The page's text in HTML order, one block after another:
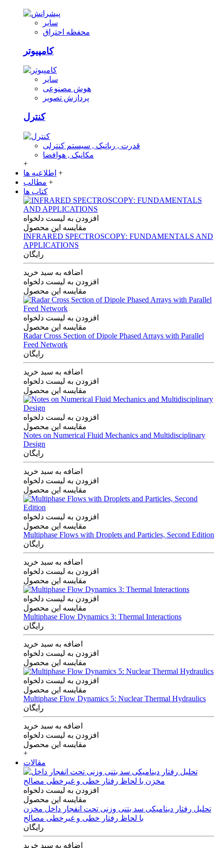
سایر
محفظه احتراق
کامپیوتر
سایر
هوش مصنوعی
پردازش تصویر
کنترل
قدرت , رباتیک , سیستم کنترلی
مکانیک , هوافضا
+
اطلاعیه ها +
مطالب +
کتاب ها
افزودن به لیست دلخواه
مقایسه این محصول
INFRARED SPECTROSCOPY: FUNDAMENTALS AND
APPLICATIONS
رایگان
اضافه به سبد خرید
افزودن به لیست دلخواه
مقایسه این محصول
افزودن به لیست دلخواه
مقایسه این محصول
Radar Cross Section of Dipole Phased Arrays with Parallel
Feed Network
رایگان
اضافه به سبد خرید
افزودن به لیست دلخواه
مقایسه این محصول
افزودن به لیست دلخواه
مقایسه این محصول
Notes on Numerical Fluid Mechanics and Multidisciplinary
Design
رایگان
اضافه به سبد خرید
افزودن به لیست دلخواه
مقایسه این محصول
افزودن به لیست دلخواه
مقایسه این محصول
Multiphase Flows with Droplets and Particles, Second Edition
رایگان
اضافه به سبد خرید
افزودن به لیست دلخواه
مقایسه این محصول
افزودن به لیست دلخواه
مقایسه این محصول
Multiphase Flow Dynamics 3: Thermal Interactions
رایگان
اضافه به سبد خرید
افزودن به لیست دلخواه
مقایسه این محصول
افزودن به لیست دلخواه
مقایسه این محصول
Multiphase Flow Dynamics 5: Nuclear Thermal Hydraulics
رایگان
اضافه به سبد خرید
افزودن به لیست دلخواه
مقایسه این محصول
+
مقالات
افزودن به لیست دلخواه
مقایسه این محصول
تحلیل رفتار دینامیکی سد بتنی وزنی تحت انفجار داخل مخزن
با لحاظ رفتار خطی و غیرخطی مصالح
رایگان
اضافه به سبد خرید